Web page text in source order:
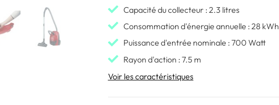
Capacité du collecteur : 2.3 litres
Consommation d'énergie annuelle : 28 kWh
Puissance d'entrée nominale : 700 Watt
Rayon d'action : 7.5 m
Voir les caractéristiques